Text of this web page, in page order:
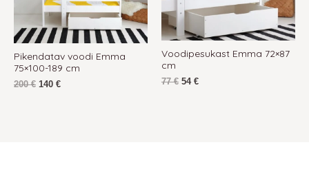
Pikendatav voodi Emma
75×100-189 cm
200€ 140 €
Voodipesukast Emma 72×87
cm
77€ 54 €